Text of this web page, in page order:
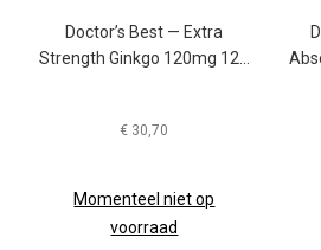
Doctor’s Best — Extra
Strength Ginkgo 120mg 120
€ 30,70
Momenteel niet op
voorraad